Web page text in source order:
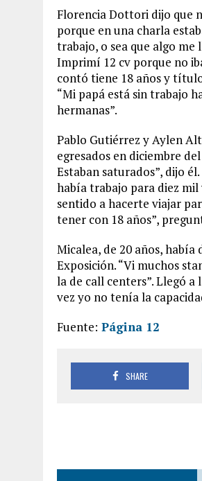
Florencia Dottori dijo que
porque en una charla
trabajo, o sea que algo
Imprimí 12 cv porque no
contó tiene 18 años y
“Mi papá está sin trabajo
hermanas”.
Pablo Gutiérrez y Aylen
egresados en diciembre
Estaban saturados”, dijo
había trabajo para diez
sentido a hacerte viajar
tener con 18 años”,
Micalea, de 20 años, había
Exposición. “Vi muchos
la de call centers”. Llegó
vez yo no tenía la
Fuente: Página 12
SHARE